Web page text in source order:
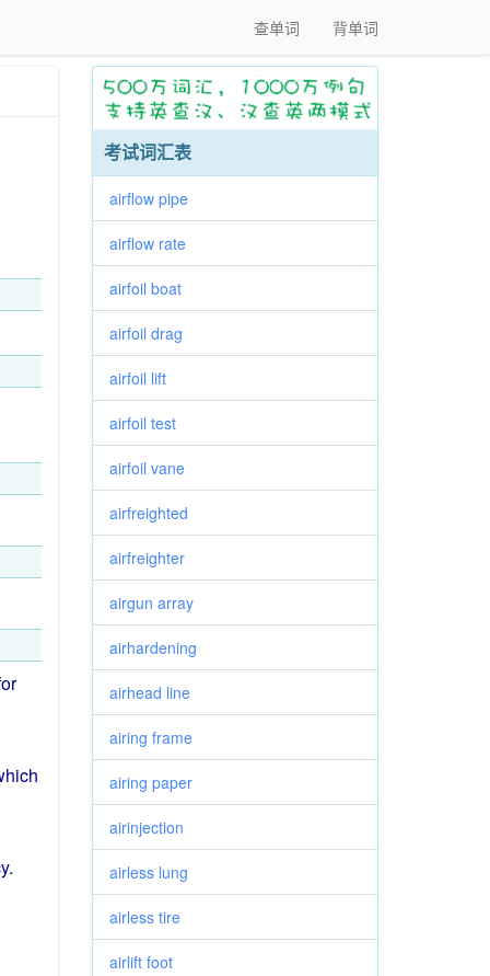
查单词 背单词
.
考试词汇表
airflow pipe
airflow rate
airfoil boat
airfoil drag
airfoil lift
airfoil test
airfoil vane
airfreighted
airfreighter
airgun array
airhardening
airhead line
airing frame
airing paper
airinjection
airless lung
airless tire
airlift foot